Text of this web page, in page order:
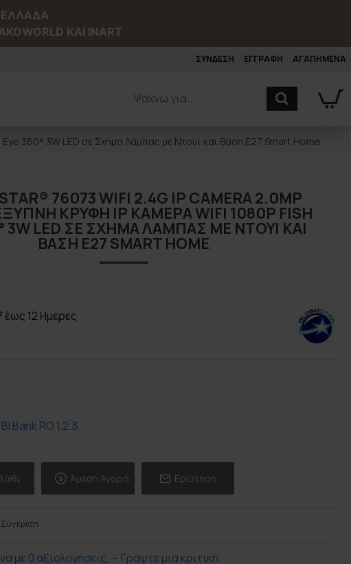
ΕΛΛΑΔΑ
ΚΑΙ INART
ΣΥΝΔΕΣΗ ΕΓΓΡΑΦΗ ΑΓΑΠΗΜΕΝΑ
360° 3W LED σε Σχήμα Λάμπας με Ντουί και Βάση E27 Smart Home
76073 WIFI 2.4G IP CAMERA 2.0MP
ΚΡΥΦΉ IP ΚΆΜΕΡΑ WIFI 1080P FISH
3W LED ΣΕ ΣΧΉΜΑ ΛΆΜΠΑΣ ΜΕ ΝΤΟΥΊ ΚΑΙ
ΒΆΣΗ E27 SMART HOME
έως 12 Ημέρες
με 0 αξιολογήσεις. - Γράψτε μια κριτική
Άμεση Αγορά Ερώτηση
Σύγκριση